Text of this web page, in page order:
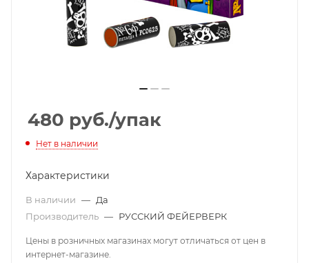
480 руб./упак
Нет в наличии
Характеристики
В наличии — Да
Производитель — РУССКИЙ ФЕЙЕРВЕРК
Цены в розничных магазинах могут отличаться от цен в
интернет-магазине.